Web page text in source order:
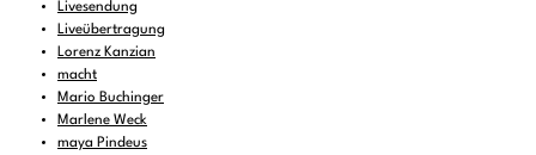
Livesendung
Liveübertragung
Lorenz Kanzian
macht
Mario Buchinger
Marlene Weck
maya Pindeus